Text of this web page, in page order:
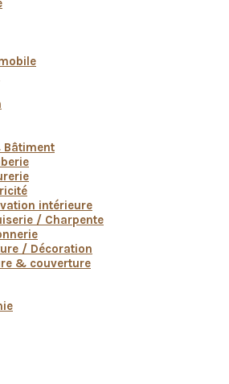
intérieure
/ Charpente
/ Décoration
& couverture